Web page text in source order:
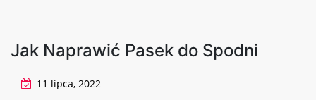
Jak Naprawić Pasek do Spodni
11 lipca, 2022